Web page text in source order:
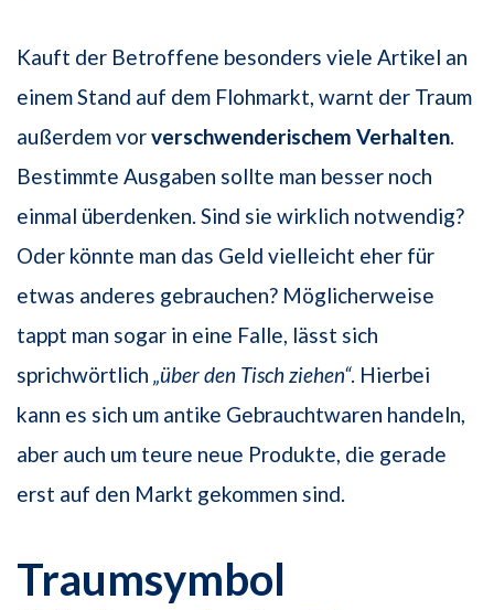
Kauft der Betroffene besonders viele Artikel an
einem Stand auf dem Flohmarkt, warnt der Traum
außerdem vorverschwenderischem Verhalten.
Bestimmte Ausgaben sollte man besser noch
einmal überdenken. Sind sie wirklich notwendig?
Oder könnte man das Geld vielleicht eher für
etwas anderes gebrauchen? Möglicherweise
tappt man sogar in eine Falle, lässt sich
sprichwörtlich „über den Tisch ziehen“. Hierbei
kann es sich um antike Gebrauchtwaren handeln,
aber auch um teure neue Produkte, die gerade
erst auf den Markt gekommen sind.
Traumsymbol